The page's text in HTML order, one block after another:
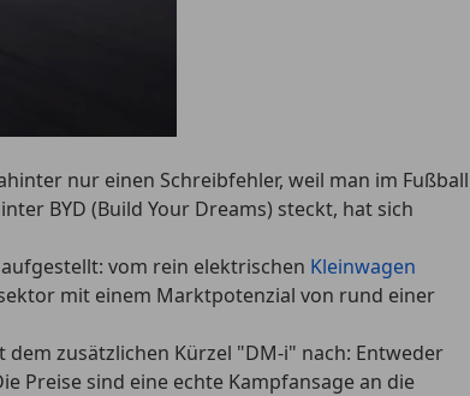
nur einen Schreibfehler, weil man im Fußball
BYD (Build Your Dreams) steckt, hat sich
vom rein elektrischen Kleinwagen
mit einem Marktpotenzial von rund einer
zusätzlichen Kürzel "DM-i" nach: Entweder
Preise sind eine echte Kampfansage an die